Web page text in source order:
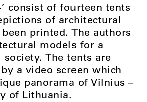
consist of fourteen tents
of architectural
printed. The authors
models for a
The tents are
a video screen which
panorama of Vilnius –
of Lithuania.